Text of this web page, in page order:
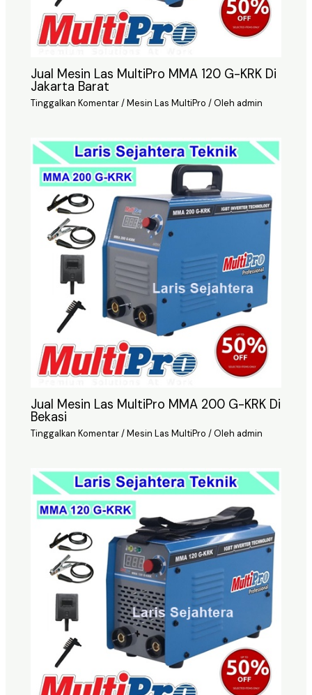
Jual Mesin Las MultiPro MMA 120 G-KRK Di
Jakarta Barat
Tinggalkan Komentar/Mesin Las MultiPro / Oleh admin
Jual Mesin Las MultiPro MMA 200 G-KRK Di
Bekasi
Tinggalkan Komentar/Mesin Las MultiPro / Oleh admin